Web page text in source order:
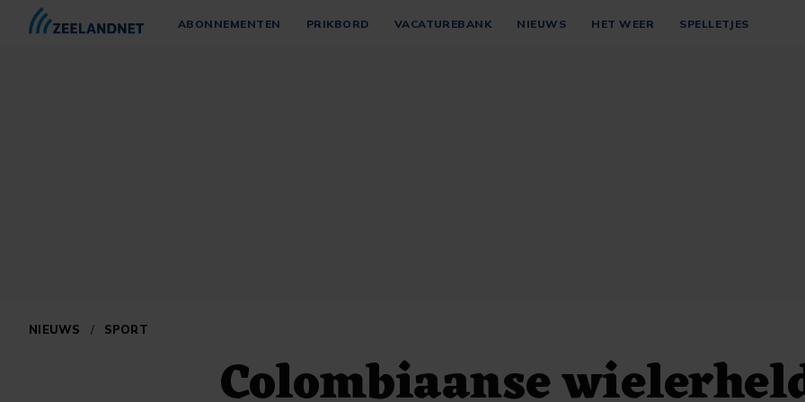
ABONNEMENTEN PRIKBORD VACATUREBANK NIEUWS HET WEER SPELLETJES
NIEUWS / SPORT